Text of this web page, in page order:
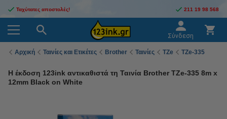
Ταχύτατες αποστολές! 211 19 98 568
Σύνδεση
Αρχική Ταινίες και Ετικέτες Brother Ταινίες TZe TZe-335
Η έκδοση 123ink αντικαθιστά τη Ταινία Brother TZe-335 8m x
12mm Black on White